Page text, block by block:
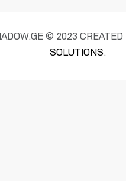
© 2023 CREATED
SOLUTIONS.